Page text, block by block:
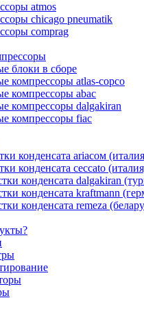
atmos
chicago pneumatik
comprag
блоки в сборе
компрессоры atlas-copco
компрессоры abac
компрессоры dalgakiran
компрессоры fiac
конденсата ariacом
конденсата ceccato
конденсата dalgakiran
конденсата kraftmann
конденсата remeza